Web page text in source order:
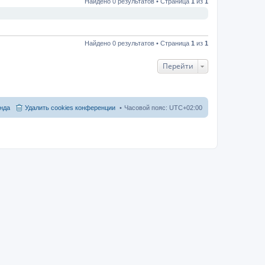
Найдено 0 результатов • Страница 1 из 1
Перейти
Часовой пояс: UTC+02:00
Удалить cookies конференции